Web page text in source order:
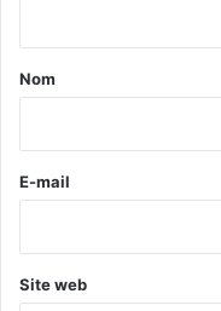
a
e
Nom
E-mail
Site web